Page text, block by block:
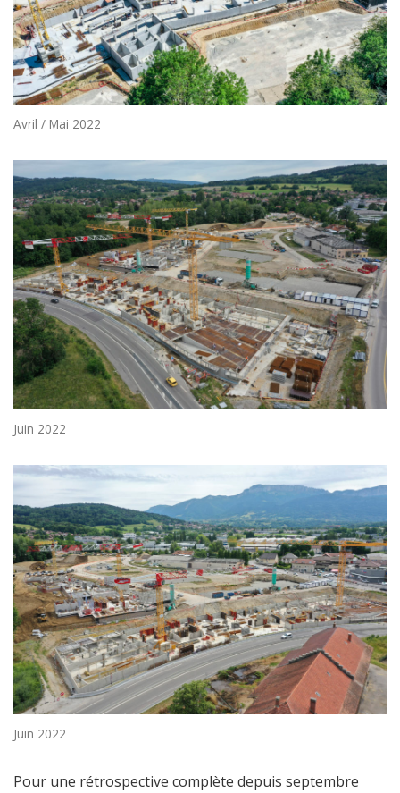
Avril / Mai 2022
Juin 2022
Juin 2022
Pour une rétrospective complète depuis septembre